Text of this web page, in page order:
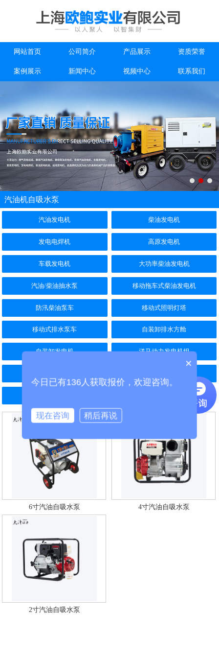
网站首页 公司简介 产品展示 资质荣誉
案例展示 新闻中心 视频中心 联系我们
汽油机自吸水泵
汽油发电机 柴油发电机
发电电焊机 高原发电机
车载发电机 大功率柴油发电机
汽油/柴油抽水泵 移动拖车式柴油发电机
防汛柴油泵车 移动式照明灯塔
移动式排水泵车 自装卸排水方舱
自装卸发电机 洋马动力发电机组
6寸汽油自吸水泵 4寸汽油自吸水泵
2寸汽油自吸水泵
×
今日已有136人获取报价，欢迎咨询。
现在咨询 稍后再说